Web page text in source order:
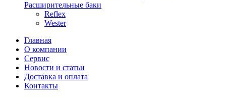
Расширительные баки
Reflex
Wester
Главная
О компании
Сервис
Новости и статьи
Доставка и оплата
Контакты